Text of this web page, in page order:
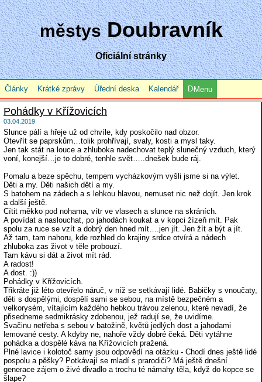
městysDoubravník
Oficiální stránky
Články Krátké zprávy Úřední deska Kalendář Menu
Pohádky v Křížovicích
03.04.2019
Slunce pálí a hřeje už od chvíle, kdy poskočilo nad obzor.
Otevřít se paprskům…tolik prohřívají, svaly, kosti a mysl taky.
Jen tak stát na louce a zhluboka nadechovat teplý slunečný vzduch, který
voní, konejší…je to dobré, tenhle svět…..dnešek bude ráj.
Pomalu a beze spěchu, tempem vycházkovým vyšli jsme si na výlet.
Děti a my. Děti našich dětí a my.
S batohem na zádech a s lehkou hlavou, nemuset nic než dojít. Jen krok
a další ještě.
Cítit měkko pod nohama, vítr ve vlasech a slunce na skráních.
A povídat a naslouchat, po jahodách koukat a v kopci žízeň mít. Pak
spolu za ruce se vzít a dobrý den hned mít….jen jít. Jen žít a být a jít.
Až tam, tam nahoru, kde rozhled do krajiny srdce otvírá a nádech
zhluboka zas život v těle probouzí.
Tam kávu si dát a život mít rád.
A radost!
A dost. :))
Pohádky v Křížovicích.
Třikráte již léto otevřelo náruč, v níž se setkávají lidé. Babičky s vnoučaty,
děti s dospělými, dospělí sami se sebou, na místě bezpečném a
velkorysém, vítajícím každého hebkou trávou zelenou, které nevadí, že
přisedneme sedmikrásky zdobenou, jež radují se, že uvidíme.
Svačinu netřeba s sebou v batožině, květů jedlých dost a jahodami
lemované cesty. A kdyby ne, nahoře vždy dobré čeká. Děti vytáhne
pohádka a dospělé káva na Křížovicích pražená.
Plné lavice i kolotoč samy jsou odpovědí na otázku - Chodí dnes ještě lidé
pospolu a pěšky? Potkávají se mladí s prarodiči? Má ještě dnešní
generace zájem o živé divadlo a trochu té námahy těla, když do kopce se
šlape?